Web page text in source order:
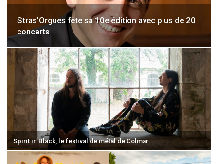
Stras’Orgues fête sa 10e édition avec plus de 20
concerts
Spirit in Black, le festival de métal de Colmar